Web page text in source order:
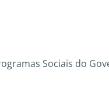
Sociais do